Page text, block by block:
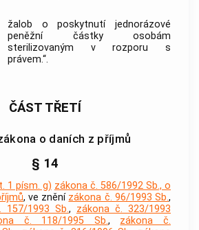
žalob o poskytnutí jednorázové
peněžní částky osobám
sterilizovaným v rozporu s
právem.“.
ČÁST TŘETÍ
o daních z příjmů
§ 14
1 písm. g) zákona č. 586/1992 Sb., o
, ve znění zákona č. 96/1993 Sb.,
157/1993 Sb., zákona č. 323/1993
č. 118/1995 Sb., zákona č.